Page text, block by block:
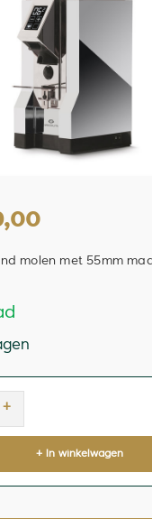
molen met 55mm
+
+ In winkelwagen